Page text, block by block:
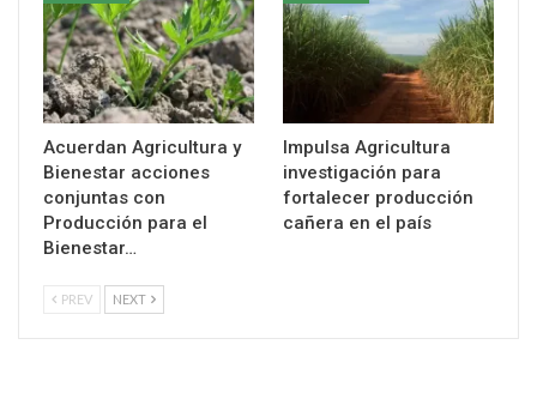
Acuerdan Agricultura y
Bienestar acciones
conjuntas con
Producción para el
Bienestar…
Impulsa Agricultura
investigación para
fortalecer producción
cañera en el país
PREV NEXT